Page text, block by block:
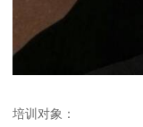
培训对象：